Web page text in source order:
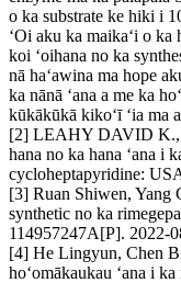
o ka substrate ke hiki i
ʻOi aku ka maikaʻi o ka
koi ʻoihana no ka
nā ​​​​haʻawina ma hope
ka nānā ʻana a me ka
kūkākūkā kikoʻī ʻia ma
[2] LEAHY DAVID K.,
hana no ka hana ʻana i
cycloheptapyridine:
[3] Ruan Shiwen, Yang
synthetic no ka
114957247A[P]. 2022-
[4] He Lingyun, Chen
hoʻomākaukau ʻana i